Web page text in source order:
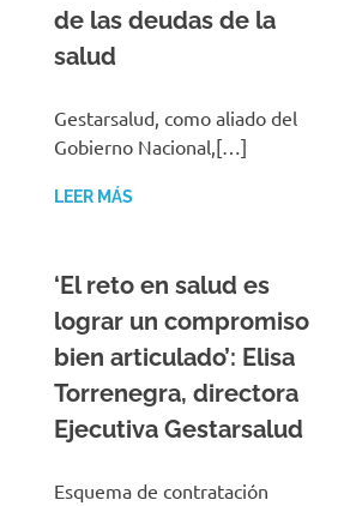
de las deudas de la
salud
Gestarsalud, como aliado del
Gobierno Nacional,[…]
LEER MÁS
‘El reto en salud es
lograr un compromiso
bien articulado’: Elisa
Torrenegra, directora
Ejecutiva Gestarsalud
Esquema de contratación